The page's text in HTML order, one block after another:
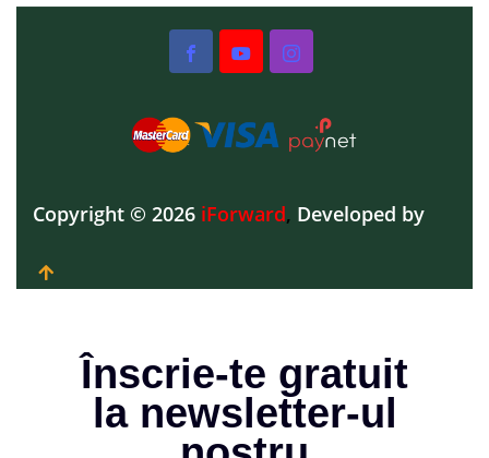
Copyright © 2026 iForward, Developed by
Înscrie-te gratuit
la newsletter-ul